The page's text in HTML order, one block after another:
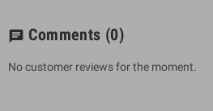
chat Comments (0)
No customer reviews for the moment.